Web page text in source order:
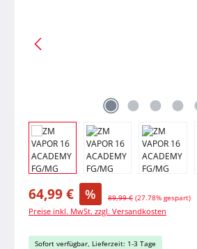
Verkaufspreis:
64,99 € % Regulärer Preis:
89,99 € (27.78% gespart)
Preise inkl. MwSt. zzgl. Versandkosten
Sofort verfügbar, Lieferzeit: 1-3 Tage